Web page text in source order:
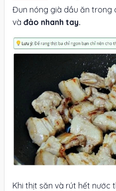
Đun nóng già dầu ăn trong
và đảo nhanh tay.
Khi thịt săn và rút hết nước